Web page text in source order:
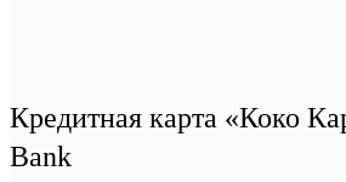
Кредитная карта «Коко
Bank